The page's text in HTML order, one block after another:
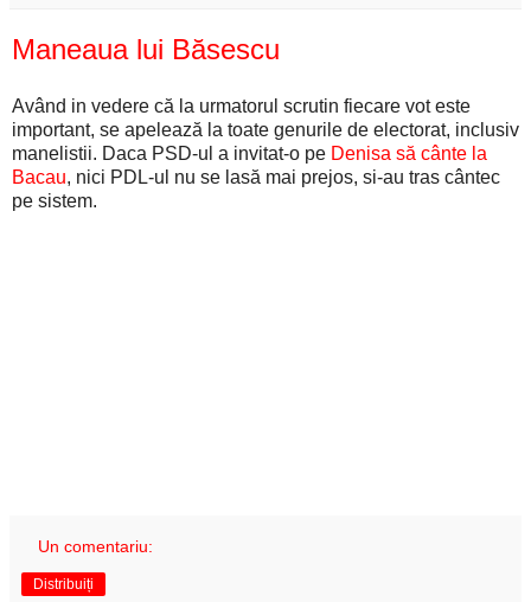
Maneaua lui Băsescu
Având in vedere că la urmatorul scrutin fiecare vot este
important, se apelează la toate genurile de electorat, inclusiv
manelistii. Daca PSD-ul a invitat-o pe Denisa să cânte la
Bacau, nici PDL-ul nu se lasă mai prejos, si-au tras cântec
pe sistem.
Un comentariu:
Distribuiți